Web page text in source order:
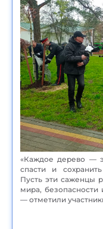
«Каждое дерево —
спасти и
Пусть эти саженцы
мира,
— отметили